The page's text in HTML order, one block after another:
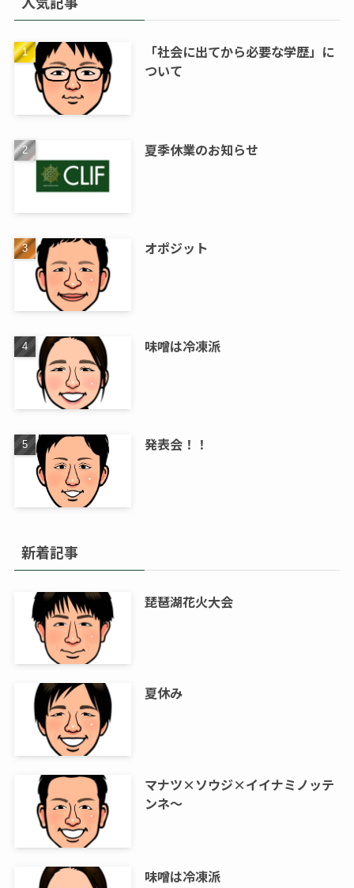
「社会に出てから必要な学歴」に
ついて
夏季休業のお知らせ
オポジット
味噌は冷凍派
発表会！！
新着記事
琵琶湖花火大会
夏休み
マナツ×ソウジ×イイナミノッテ
ンネ～
味噌は冷凍派